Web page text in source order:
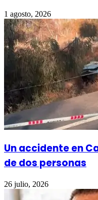
1 agosto, 2026
Un accidente en
de dos personas
26 julio, 2026